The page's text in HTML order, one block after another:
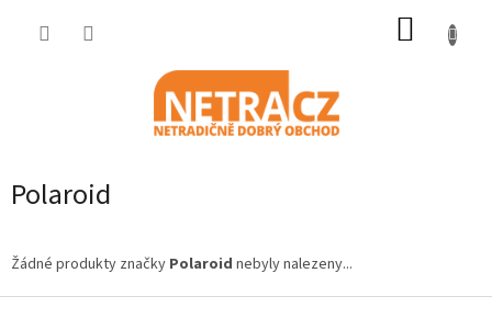
Polaroid
Žádné produkty značky Polaroid nebyly nalezeny...
Z